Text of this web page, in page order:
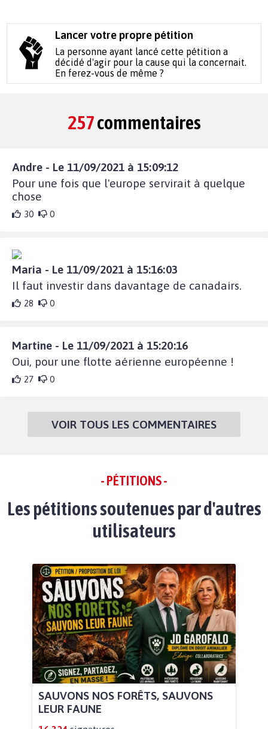
Lancer votre propre pétition
La personne ayant lancé cette pétition a
décidé d'agir pour la cause qui la concernait.
En ferez-vous de même ?
257commentaires
Andre - Le 11/09/2021 à 15:09:12
Pour une fois que l'europe servirait à quelque
chose
30 0
Maria - Le 11/09/2021 à 15:16:03
Il faut investir dans davantage de canadairs.
28 0
Martine - Le 11/09/2021 à 15:20:16
Oui, pour une flotte aérienne européenne !
27 0
VOIR TOUS LES COMMENTAIRES
- PÉTITIONS -
Les pétitions soutenues par d'autres
utilisateurs
SAUVONS NOS FORÊTS, SAUVONS
LEUR FAUNE